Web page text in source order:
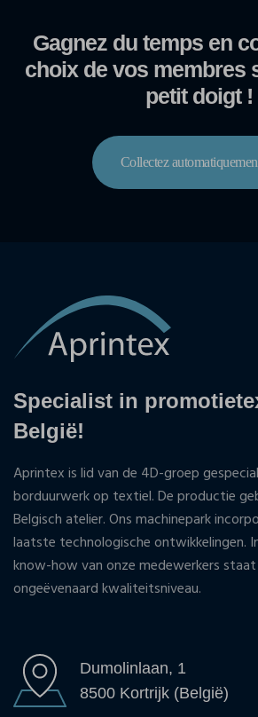
Gagnez du temps en
choix de vos membres
petit doigt !
Collectez
Specialist in
België!
Aprintex is lid van de 4D-groep
borduurwerk op textiel. De productie
Belgisch atelier. Ons machinepark
laatste technologische ontwikkelingen.
know-how van onze medewerkers
ongeëvenaard kwaliteitsniveau.
Dumolinlaan, 1
8500 Kortrijk (België)